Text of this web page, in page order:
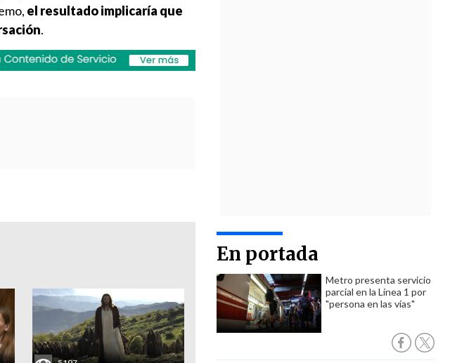
En portada
Metro presenta servicio
parcial en la Línea 1 por
"persona en las vías"
el resultado implicaría que
.